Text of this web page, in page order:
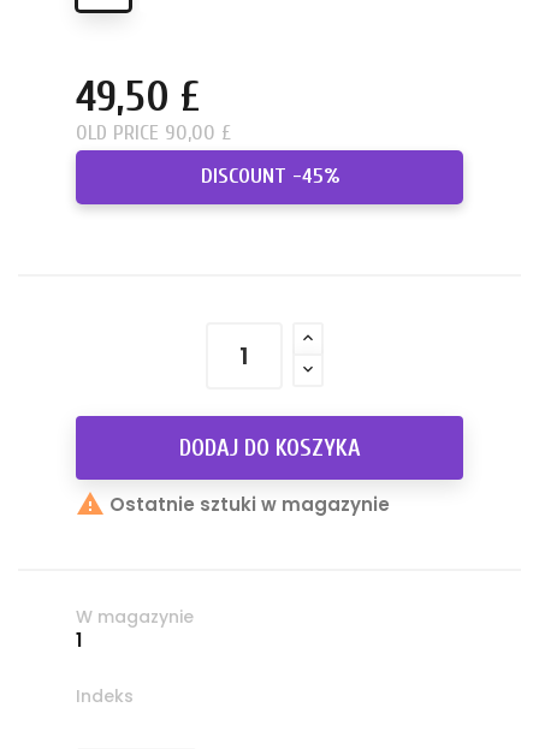
49,50 £
OLD PRICE 90,00 £
DISCOUNT -45%
DODAJ DO KOSZYKA
 Ostatnie sztuki w magazynie
W magazynie
1
Indeks